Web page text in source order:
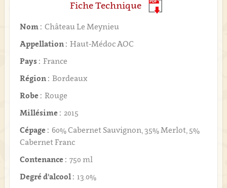
Fiche Technique
Nom : Château Le Meynieu
Appellation : Haut-Médoc AOC
Pays : France
Région : Bordeaux
Robe : Rouge
Millésime : 2015
Cépage : 60% Cabernet Sauvignon, 35% Merlot, 5%
Cabernet Franc
Contenance : 750 ml
Degré d'alcool : 13.0%